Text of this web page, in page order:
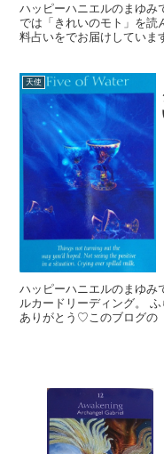
ハッピーハニエルのまゆみ
では「きれいのモト」を読
料占いをでお届けしていま
天使
ハッピーハニエルのまゆみ
ルカードリーディング。
ありがとう♡このブログの